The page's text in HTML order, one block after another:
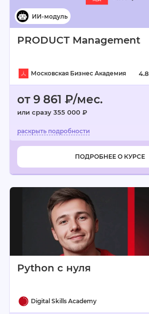
PRODUCT Management
Московская Бизнес Академия 4.8
от 9 861 ₽/мес.
или сразу 355 000 ₽
ПОДРОБНЕЕ О КУРСЕ
Python с нуля
Digital Skills Academy